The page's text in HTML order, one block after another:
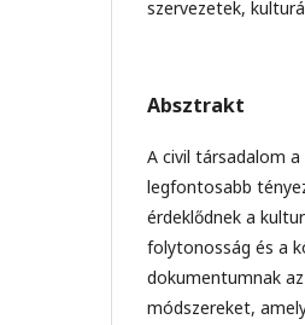
szervezetek,
Absztrakt
A civil társadalom
legfontosabb
érdeklődnek a
folytonosság és a
dokumentumnak
módszereket,